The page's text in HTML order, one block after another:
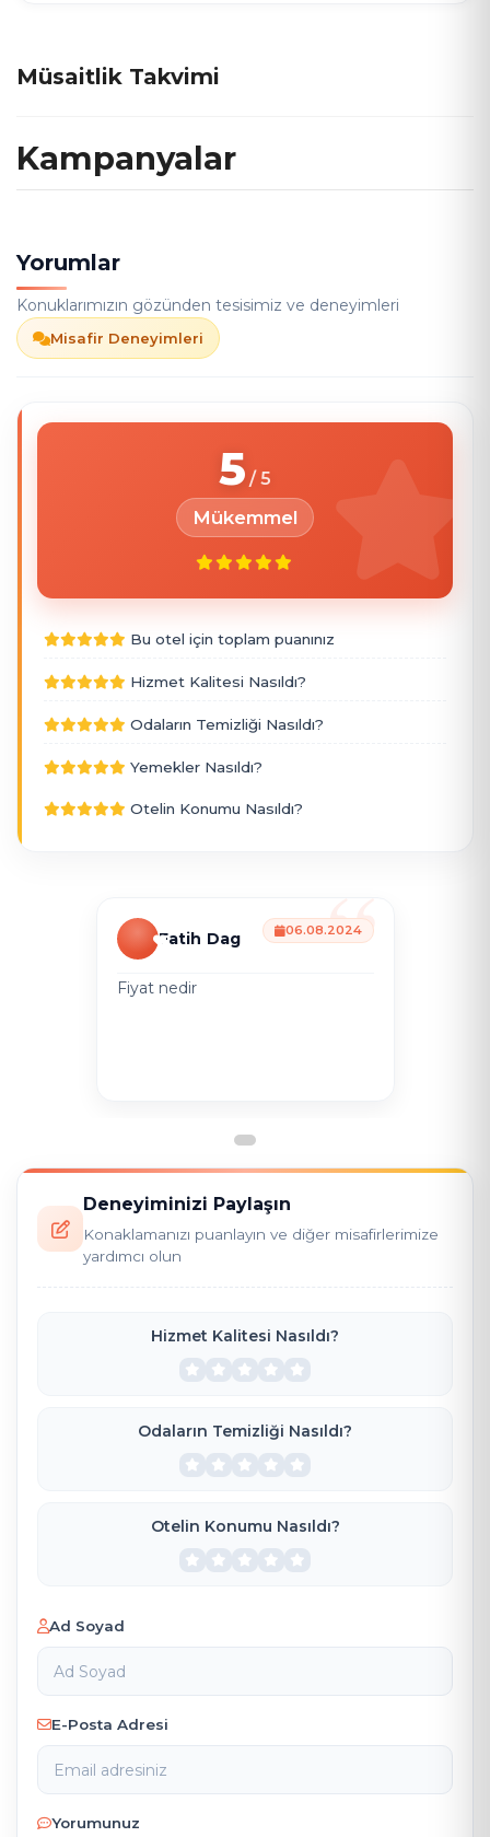
Müsaitlik Takvimi
Kampanyalar
Yorumlar
Konuklarımızın gözünden tesisimiz ve deneyimleri
Misafir Deneyimleri
5
Mükemmel
Bu otel için toplam puanınız
Hizmet Kalitesi Nasıldı?
Odaların Temizliği Nasıldı?
Yemekler Nasıldı?
Otelin Konumu Nasıldı?
Fatih Dag
Fiyat nedir
06.08.2024
Deneyiminizi Paylaşın
Konaklamanızı puanlayın ve diğer misafirlerimize
yardımcı olun
Hizmet Kalitesi Nasıldı?
Odaların Temizliği Nasıldı?
Otelin Konumu Nasıldı?
Ad Soyad
E-Posta Adresi
Yorumunuz